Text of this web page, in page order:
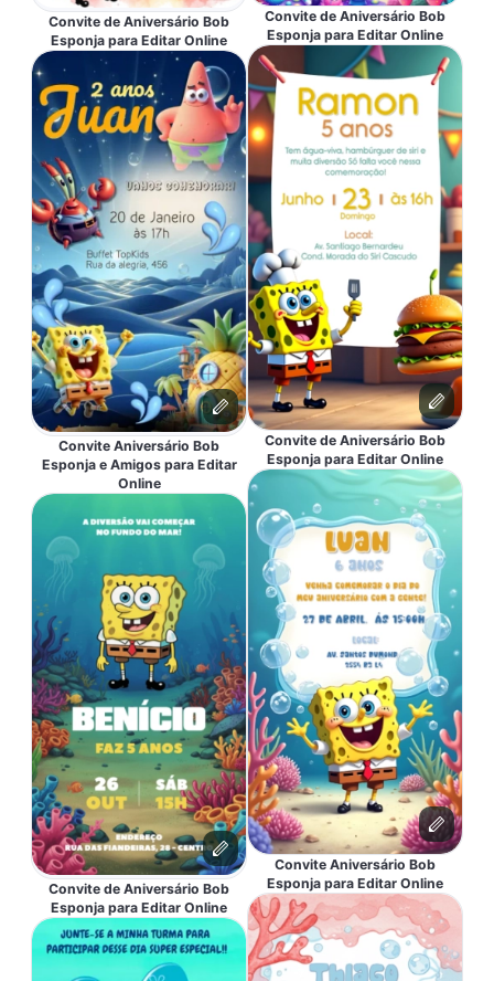
Convite de Aniversário Bob
Esponja para Editar Online
Convite Aniversário Bob
Esponja e Amigos para Editar
Online
Convite de Aniversário Bob
Esponja para Editar Online
Convite de Aniversário Bob
Esponja para Editar Online
Convite de Aniversário Bob
Esponja para Editar Online
Convite Aniversário Bob
Esponja para Editar Online